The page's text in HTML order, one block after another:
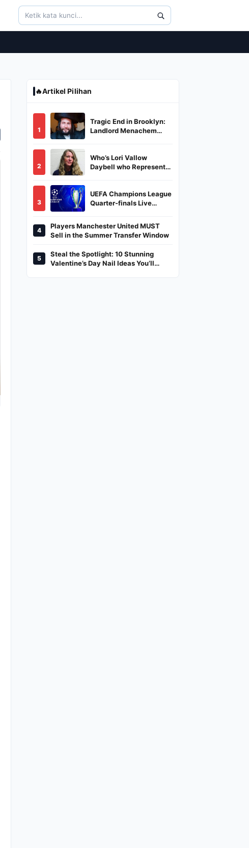
🔥Artikel Pilihan
1
Tragic End in Brooklyn:
Landlord Menachem
Burned in a Dumpster
2
Who’s Lori Vallow
Daybell who Represents
3
UEFA Champions League
Quarter-finals Live
And Where To Watch
4
Players Manchester United MUST
Sell in the Summer Transfer Window
5
Steal the Spotlight: 10 Stunning
Valentine’s Day Nail Ideas You’ll